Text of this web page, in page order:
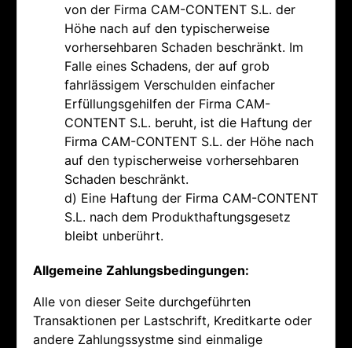
von der Firma CAM-CONTENT S.L. der
Höhe nach auf den typischerweise
vorhersehbaren Schaden beschränkt. Im
Falle eines Schadens, der auf grob
fahrlässigem Verschulden einfacher
Erfüllungsgehilfen der Firma CAM-
CONTENT S.L. beruht, ist die Haftung der
Firma CAM-CONTENT S.L. der Höhe nach
auf den typischerweise vorhersehbaren
Schaden beschränkt.
d) Eine Haftung der Firma CAM-CONTENT
S.L. nach dem Produkthaftungsgesetz
bleibt unberührt.
Allgemeine Zahlungsbedingungen:
Alle von dieser Seite durchgeführten
Transaktionen per Lastschrift, Kreditkarte oder
andere Zahlungssystme sind einmalige